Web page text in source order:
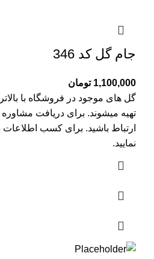
جام گل کد 346
1,100,000 تومان
گل های موجود در فروشگاه با
تهیه میشوند. برای دریافت
ارتباط باشید. برای کسب اطلاعات
نمایید.